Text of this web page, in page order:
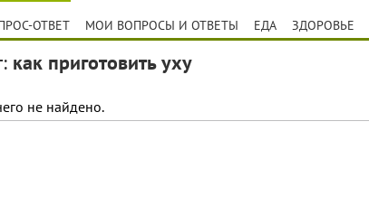
ОТВЕТ МОИ ВОПРОСЫ И ОТВЕТЫ ЕДА ЗДОРОВЬЕ
как приготовить уху
не найдено.